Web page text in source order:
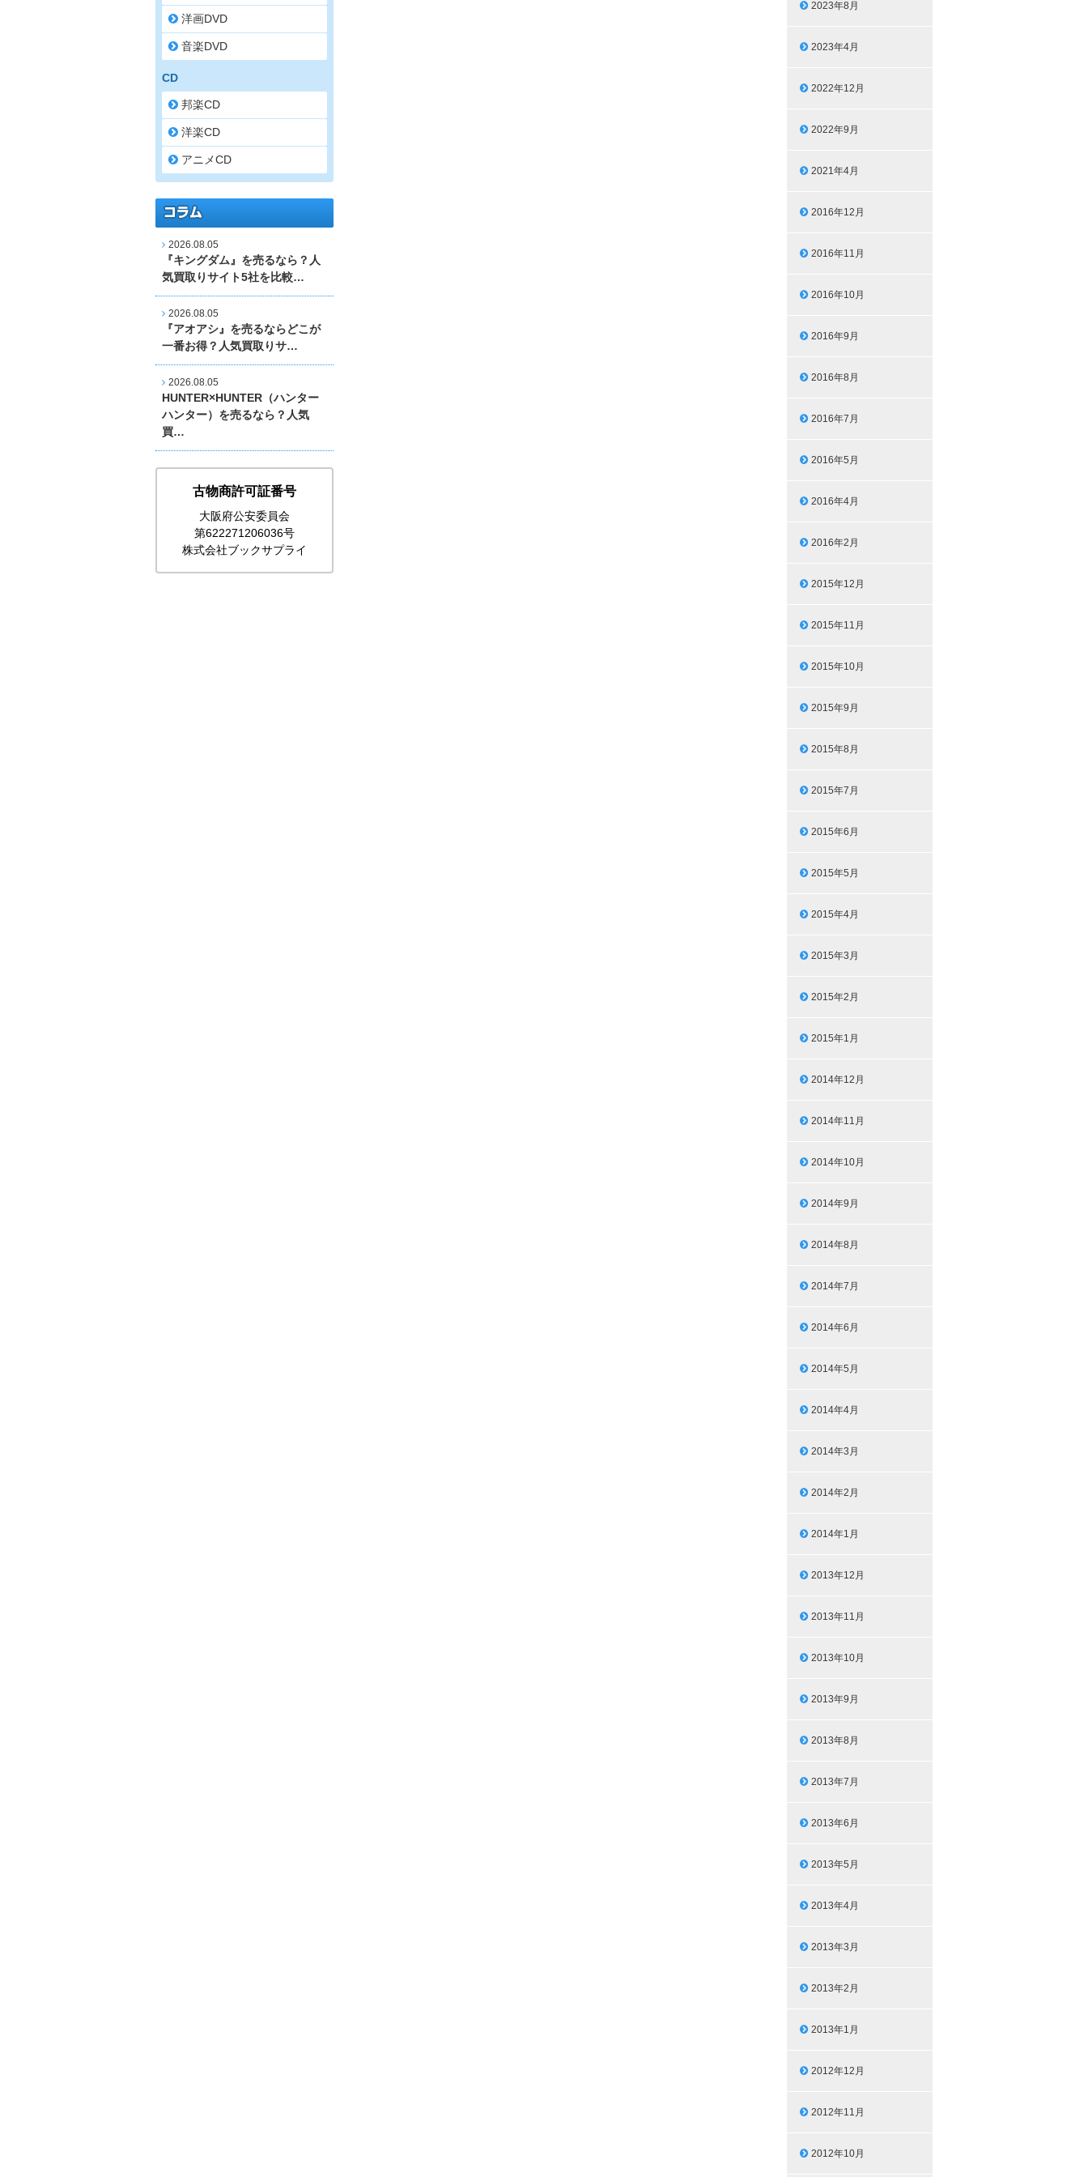
2023年8月
2023年4月
2022年12月
2022年9月
2021年4月
2016年12月
2016年11月
2016年10月
2016年9月
2016年8月
2016年7月
2016年5月
2016年4月
2016年2月
2015年12月
2015年11月
2015年10月
2015年9月
2015年8月
2015年7月
2015年6月
2015年5月
2015年4月
2015年3月
2015年2月
2015年1月
2014年12月
2014年11月
2014年10月
2014年9月
2014年8月
2014年7月
2014年6月
2014年5月
2014年4月
2014年3月
2014年2月
2014年1月
2013年12月
2013年11月
2013年10月
2013年9月
2013年8月
2013年7月
2013年6月
2013年5月
2013年4月
2013年3月
2013年2月
2013年1月
2012年12月
2012年11月
2012年10月
洋画DVD
音楽DVD
CD
邦楽CD
洋楽CD
アニメCD
2026.08.05
『キングダム』を売るなら？人
気買取りサイト5社を比較…
2026.08.05
『アオアシ』を売るならどこが
一番お得？人気買取りサ…
2026.08.05
HUNTER×HUNTER（ハンター
ハンター）を売るなら？人気
買…
古物商許可証番号
大阪府公安委員会
第622271206036号
株式会社ブックサプライ